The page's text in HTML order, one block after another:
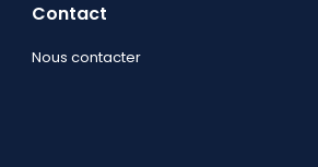
Contact
Nous contacter